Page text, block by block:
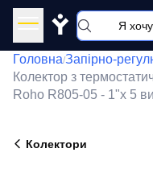
Y
Головна/Запірно-
Колектор з
Roho R805-05 - 1"х 5
Колектори